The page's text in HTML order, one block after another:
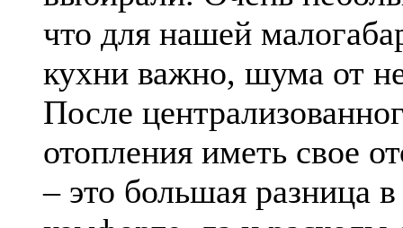
что для нашей
кухни важно, шума от
После
отопления иметь свое
– это большая разница в